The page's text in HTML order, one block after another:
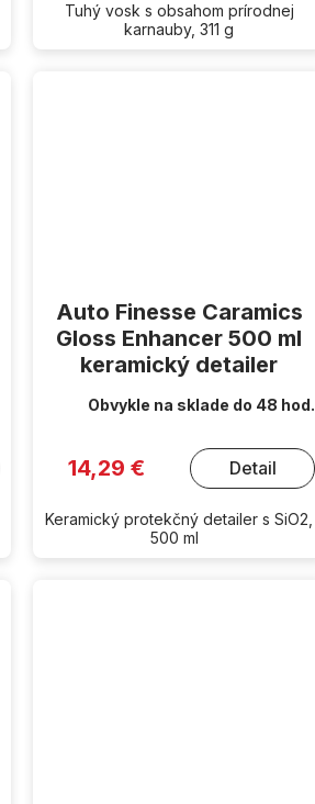
Tuhý vosk s obsahom prírodnej
karnauby, 311 g
Auto Finesse Caramics
Gloss Enhancer 500 ml
keramický detailer
Obvykle na sklade do 48 hod.
14,29 € Detail
Keramický protekčný detailer s SiO2,
500 ml